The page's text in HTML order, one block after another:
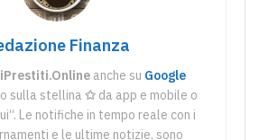
Finanza
iPrestiti.Onlineanche su Google
sulla stellina✩ da app e mobile o
Le notifiche in tempo reale con i
e le ultime notizie, sono